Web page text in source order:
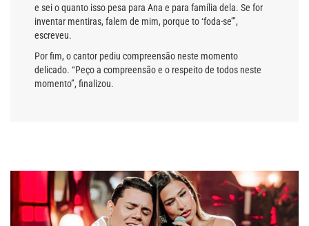
e sei o quanto isso pesa para Ana e para família dela. Se for
inventar mentiras, falem de mim, porque to ‘foda-se’”,
escreveu.
Por fim, o cantor pediu compreensão neste momento
delicado. “Peço a compreensão e o respeito de todos neste
momento”, finalizou.